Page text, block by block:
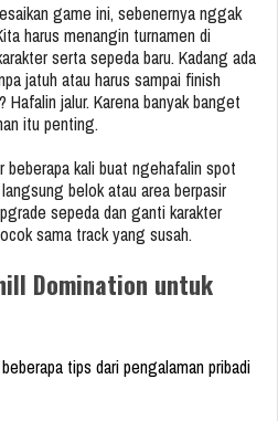
game ini, sebenernya nggak
harus menangin turnamen di
serta sepeda baru. Kadang ada
jatuh atau harus sampai finish
jalur. Karena banyak banget
itu penting.
beberapa kali buat ngehafalin spot
belok atau area berpasir
sepeda dan ganti karakter
sama track yang susah.
Domination untuk
tips dari pengalaman pribadi